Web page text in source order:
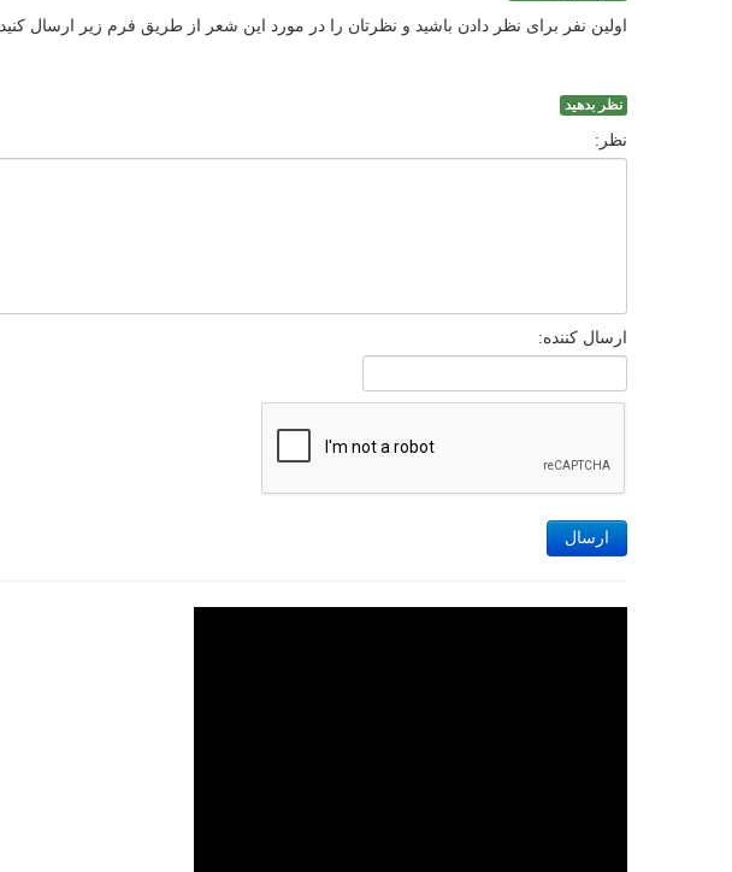
اولین نفر برای نظر دادن باشید و نظرتان را در مورد این شعر از طریق فرم زیر ارسال کنید.
نظر بدهید
نظر:
ارسال کننده:
ارسال